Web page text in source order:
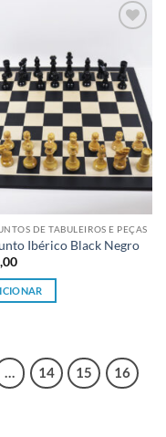
desejos
DE TABULEIROS E PEÇAS
Ibérico Black Negro
… 14 15 16